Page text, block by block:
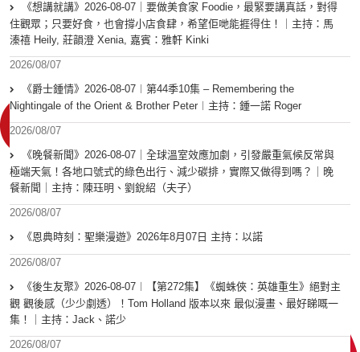
《想講就講》2026-08-07｜要做美食家 Foodie，最緊要講真話，對得
住觀眾；只要好食，也會撐小店食肆，希望佢哋能捱得住！｜主持：馬
溱禧 Heily, 莊韻澄 Xenia, 嘉賓：雅軒 Kinki
2026/08/07
《爵士鍾情》2026-08-07︱第44季10集 – Remembering the
Nightingale of the Orient & Brother Peter︱主持：鍾一諾 Roger
2026/08/07
《晚餐新聞》2026-08-07｜全球溫室效應加劇，引發嚴重氣候反常與
極端天氣！各地口號式的綠色出行、減少碳排，實際又做得到嗎？｜晚
餐新聞｜主持：陳珏明、劉銳紹（夫子）
2026/08/07
《恩典時刻：聖樂漫遊》2026年8月07日 主持：以諾
2026/08/07
《後生友聚》2026-08-07︱【第272集】《蜘蛛俠：英雄重生》絕對主
觀 觀後感（少少劇透）！Tom Holland 版本以來 最似漫畫、最好睇嘅一
集！｜主持：Jack、諾少
2026/08/07